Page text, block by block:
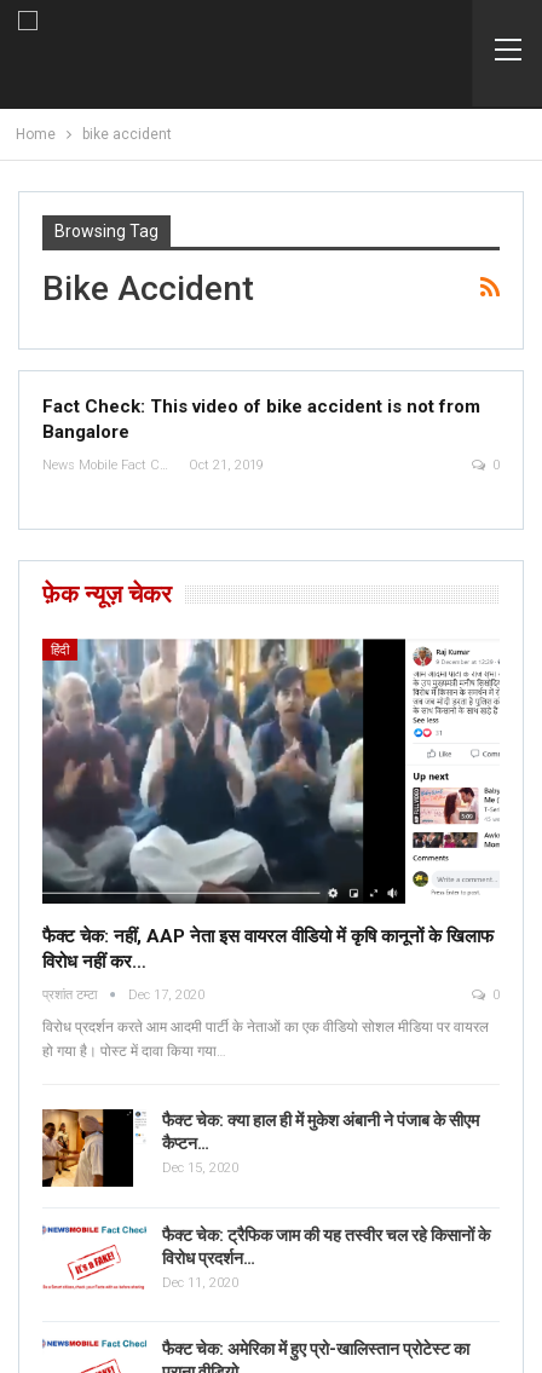
Home bike accident
Browsing Tag
Bike Accident
Fact Check: This video of bike accident is not from
Bangalore
News Mobile Fact Check Bureau Oct 21, 2019 0
फ़ेक न्यूज़ चेकर
हिंदी
फैक्ट चेक: नहीं, AAP नेता इस वायरल वीडियो में कृषि कानूनों के खिलाफ
विरोध नहीं कर…
प्रशांत टम्टा Dec 17, 2020 0
विरोध प्रदर्शन करते आम आदमी पार्टी के नेताओं का एक वीडियो सोशल मीडिया पर वायरल
हो गया है। पोस्ट में दावा किया गया…
फैक्ट चेक: क्या हाल ही में मुकेश अंबानी ने पंजाब के सीएम
कैप्टन…
Dec 15, 2020
फैक्ट चेक: ट्रैफिक जाम की यह तस्वीर चल रहे किसानों के
विरोध प्रदर्शन…
Dec 11, 2020
फैक्ट चेक: अमेरिका में हुए प्रो-खालिस्तान प्रोटेस्ट का